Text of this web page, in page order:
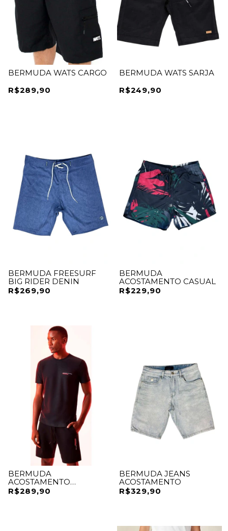
BERMUDA WATS CARGO
R$289,90
BERMUDA WATS SARJA
R$249,90
BERMUDA FREESURF
BIG RIDER DENIN
R$269,90
BERMUDA
ACOSTAMENTO CASUAL
R$229,90
BERMUDA
ACOSTAMENTO
ELASTANO
R$289,90
BERMUDA JEANS
ACOSTAMENTO
R$329,90